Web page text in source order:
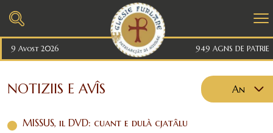
9 Avost 2026 949 AGNS DE PATRIE
NOTIZIIS E AVÎS An
MISSUS, il DVD: cuant e dulà cjatâlu